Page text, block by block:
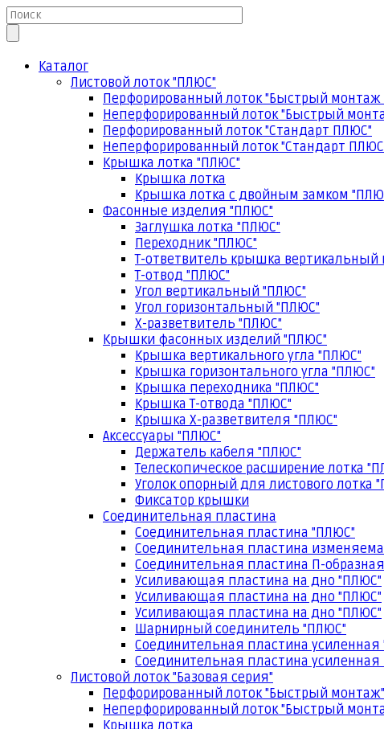
Каталог
Листовой лоток "ПЛЮС"
Перфорированный лоток "Быстрый
Неперфорированный лоток "Быстрый
Перфорированный лоток "Стандарт ПЛЮС"
Неперфорированный лоток "Стандарт
Крышка лотка "ПЛЮС"
Крышка лотка
Крышка лотка с двойным замком
Фасонные изделия "ПЛЮС"
Заглушка лотка "ПЛЮС"
Переходник "ПЛЮС"
Т-ответвитель крышка вертикальный
Т-отвод "ПЛЮС"
Угол вертикальный "ПЛЮС"
Угол горизонтальный "ПЛЮС"
Х-разветвитель "ПЛЮС"
Крышки фасонных изделий "ПЛЮС"
Крышка вертикального угла "ПЛЮС"
Крышка горизонтального угла "ПЛЮС"
Крышка переходника "ПЛЮС"
Крышка Т-отвода "ПЛЮС"
Крышка Х-разветвителя "ПЛЮС"
Аксессуары "ПЛЮС"
Держатель кабеля "ПЛЮС"
Телескопическое расширение лотка
Уголок опорный для листового лотка
Фиксатор крышки
Соединительная пластина
Соединительная пластина "ПЛЮС"
Соединительная пластина
Соединительная пластина П-
Усиливающая пластина на дно "ПЛЮС"
Усиливающая пластина на дно "ПЛЮС"
Усиливающая пластина на дно "ПЛЮС"
Шарнирный соединитель "ПЛЮС"
Соединительная пластина
Соединительная пластина
Листовой лоток "Базовая серия"
Перфорированный лоток "Быстрый монтаж"
Неперфорированный лоток "Быстрый
Крышка лотка